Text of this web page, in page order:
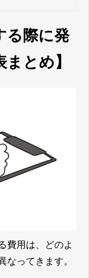
る際に発
とめ】
費用は、どのよ
なってきます。